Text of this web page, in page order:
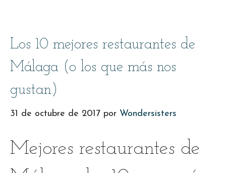
Los 10 mejores restaurantes de
Málaga (o los que más nos
gustan)
31 de octubre de 2017 por Wondersisters
Mejores restaurantes de